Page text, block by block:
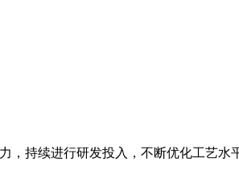
，持续进行研发投入，不断优化工艺水